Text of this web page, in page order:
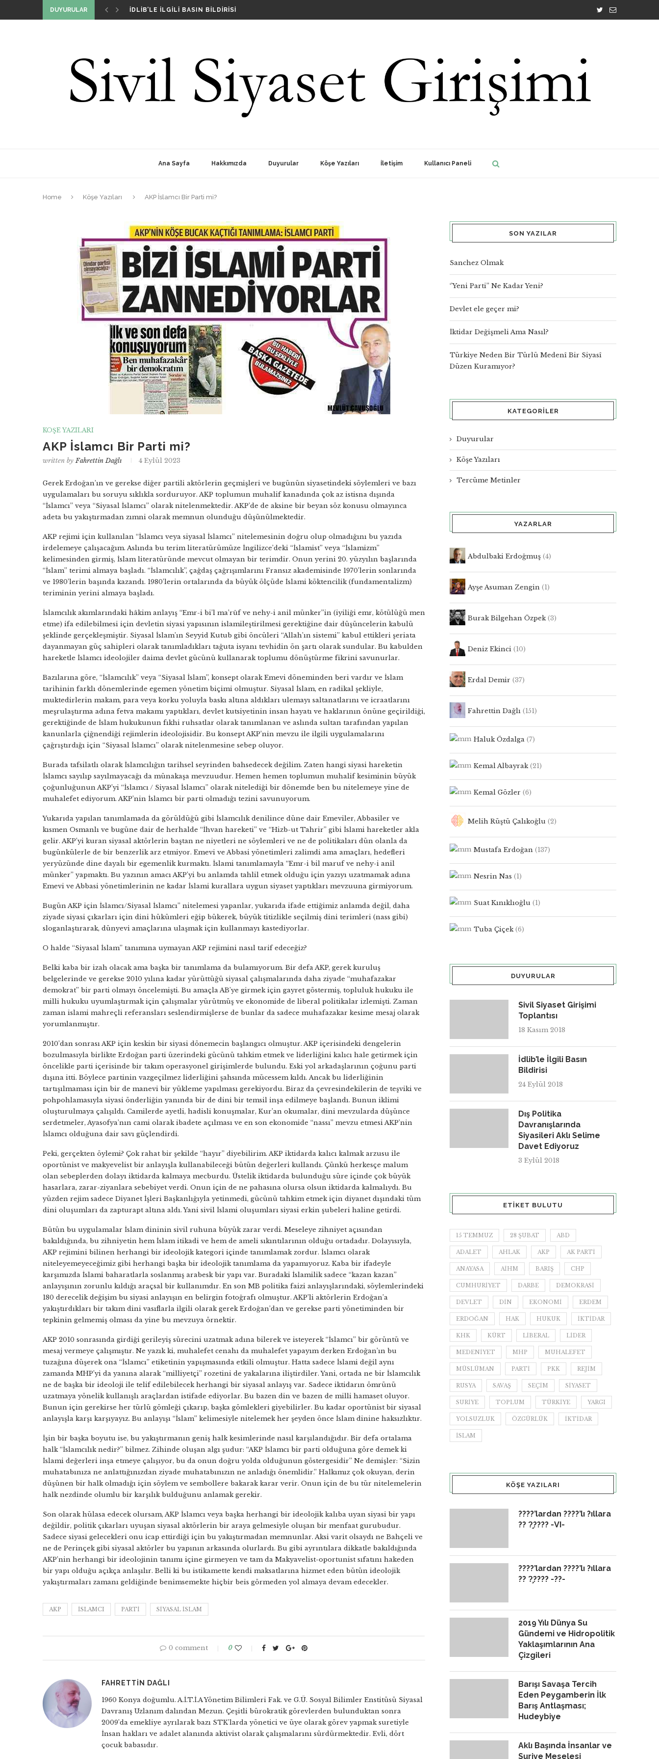
DUYURULAR
İDLIB’LE İLGILI BASIN BILDIRISI
DIŞ POLITIKA DAVRANIŞLARINDA SIYASILERI AKLI SELIME DAVET EDIYORUZ
Ana Sayfa Hakkımızda Duyurular Köşe Yazıları İletişim Kullanıcı Paneli
Home Köşe Yazıları AKP İslamcı Bir Parti mi?
KÖŞE YAZILARI
AKP İslamcı Bir Parti mi?
written byFahrettin Dağlı 4 Eylül 2023
Gerek Erdoğan’ın ve gerekse diğer partili aktörlerin geçmişleri ve bugünün siyasetindeki söylemleri ve bazı
uygulamaları bu soruyu sıklıkla sorduruyor. AKP toplumun muhalif kanadında çok az istisna dışında
“İslamcı” veya “Siyasal İslamcı” olarak nitelenmektedir. AKP’de de aksine bir beyan söz konusu olmayınca
adeta bu yakıştırmadan zımni olarak memnun olunduğu düşünülmektedir.
AKP rejimi için kullanılan “İslamcı veya siyasal İslamcı” nitelemesinin doğru olup olmadığını bu yazıda
irdelemeye çalışacağım. Aslında bu terim literatürümüze İngilizce’deki “İslamist” veya “İslamizm”
kelimesinden girmiş, İslam literatüründe mevcut olmayan bir terimdir. Onun yerini 20. yüzyılın başlarında
“İslam” terimi almaya başladı. “İslamcılık”, çağdaş çağrışımlarını Fransız akademisinde 1970’lerin sonlarında
ve 1980’lerin başında kazandı. 1980’lerin ortalarında da büyük ölçüde İslami köktencilik (fundamentalizm)
teriminin yerini almaya başladı.
İslamcılık akımlarındaki hâkim anlayış “Emr-i bi’l ma’rûf ve nehy-i anil münker”in (iyiliği emr, kötülüğü men
etme) ifa edilebilmesi için devletin siyasi yapısının islamileştirilmesi gerektiğine dair düşüncelerin kabulü
şeklinde gerçekleşmiştir. Siyasal İslam’ın Seyyid Kutub gibi öncüleri “Allah’ın sistemi” kabul ettikleri şeriata
dayanmayan güç sahipleri olarak tanımladıkları tağuta isyanı tevhidin ön şartı olarak sundular. Bu kabulden
hareketle İslamcı ideolojiler daima devlet gücünü kullanarak toplumu dönüştürme fikrini savunurlar.
Bazılarına göre, “İslamcılık” veya “Siyasal İslam”, konsept olarak Emevi döneminden beri vardır ve İslam
tarihinin farklı dönemlerinde egemen yönetim biçimi olmuştur. Siyasal İslam, en radikal şekliyle,
muktedirlerin makam, para veya korku yoluyla baskı altına aldıkları ulemayı saltanatlarını ve icraatlarını
meşrulaştırma adına fetva makamı yaptıkları, devlet kutsiyetinin insan hayatı ve haklarının önüne geçirildiği,
gerektiğinde de İslam hukukunun fıkhi ruhsatlar olarak tanımlanan ve aslında sultan tarafından yapılan
kanunlarla çiğnendiği rejimlerin ideolojisidir. Bu konsept AKP’nin mevzu ile ilgili uygulamalarını
çağrıştırdığı için “Siyasal İslamcı” olarak nitelenmesine sebep oluyor.
Burada tafsilatlı olarak İslamcılığın tarihsel seyrinden bahsedecek değilim. Zaten hangi siyasi hareketin
İslamcı sayılıp sayılmayacağı da münakaşa mevzuudur. Hemen hemen toplumun muhalif kesiminin büyük
çoğunluğunun AKP’yi “İslamcı / Siyasal İslamcı” olarak nitelediği bir dönemde ben bu nitelemeye yine de
muhalefet ediyorum. AKP’nin İslamcı bir parti olmadığı tezini savunuyorum.
Yukarıda yapılan tanımlamada da görüldüğü gibi İslamcılık denilince düne dair Emeviler, Abbasiler ve
kısmen Osmanlı ve bugüne dair de herhalde “İhvan hareketi” ve “Hizb-ut Tahrir” gibi İslami hareketler akla
gelir. AKP’yi kuran siyasal aktörlerin baştan ne niyetleri ne söylemleri ve ne de politikaları dün olanla da
bugünkülerle de bir benzerlik arz etmiyor. Emevi ve Abbasi yönetimleri zalimdi ama amaçları, hedefleri
yeryüzünde dine dayalı bir egemenlik kurmaktı. İslami tanımlamayla “Emr-i bil maruf ve nehy-i anil
münker” yapmaktı. Bu yazının amacı AKP’yi bu anlamda tahlil etmek olduğu için yazıyı uzatmamak adına
Emevi ve Abbasi yönetimlerinin ne kadar İslami kurallara uygun siyaset yaptıkları mevzuuna girmiyorum.
Bugün AKP için İslamcı/Siyasal İslamcı” nitelemesi yapanlar, yukarıda ifade ettiğimiz anlamda değil, daha
ziyade siyasi çıkarları için dini hükümleri eğip bükerek, büyük titizlikle seçilmiş dini terimleri (nass gibi)
sloganlaştırarak, dünyevi amaçlarına ulaşmak için kullanmayı kastediyorlar.
O halde “Siyasal İslam” tanımına uymayan AKP rejimini nasıl tarif edeceğiz?
Belki kaba bir izah olacak ama başka bir tanımlama da bulamıyorum. Bir defa AKP, gerek kuruluş
belgelerinde ve gerekse 2010 yılına kadar yürüttüğü siyasal çalışmalarında daha ziyade “muhafazakar
demokrat” bir parti olmayı öncelemişti. Bu amaçla AB’ye girmek için gayret göstermiş, topluluk hukuku ile
milli hukuku uyumlaştırmak için çalışmalar yürütmüş ve ekonomide de liberal politikalar izlemişti. Zaman
zaman islami mahreçli referansları seslendirmişlerse de bunlar da sadece muhafazakar kesime mesaj olarak
yorumlanmıştır.
2010’dan sonrası AKP için keskin bir siyasi dönemecin başlangıcı olmuştur. AKP içerisindeki dengelerin
bozulmasıyla birlikte Erdoğan parti üzerindeki gücünü tahkim etmek ve liderliğini kalıcı hale getirmek için
öncelikle parti içerisinde bir takım operasyonel girişimlerde bulundu. Eski yol arkadaşlarının çoğunu parti
dışına itti. Böylece partinin vazgeçilmez liderliğini şahsında mücessem kıldı. Ancak bu liderliğinin
tartışılmaması için bir de manevi bir yükleme yapılması gerekiyordu. Biraz da çevresindekilerin de teşviki ve
pohpohlamasıyla siyasi önderliğin yanında bir de dini bir temsil inşa edilmeye başlandı. Bunun iklimi
oluşturulmaya çalışıldı. Camilerde ayetli, hadisli konuşmalar, Kur’an okumalar, dini mevzularda düşünce
serdetmeler, Ayasofya’nın cami olarak ibadete açılması ve en son ekonomide “nassı” mevzu etmesi AKP’nin
İslamcı olduğuna dair savı güçlendirdi.
Peki, gerçekten öylemi? Çok rahat bir şekilde “hayır” diyebilirim. AKP iktidarda kalıcı kalmak arzusu ile
oportünist ve makyevelist bir anlayışla kullanabileceği bütün değerleri kullandı. Çünkü herkesçe malum
olan sebeplerden dolayı iktidarda kalmaya mecburdu. Üstelik iktidarda bulunduğu süre içinde çok büyük
hasarlara, zarar-ziyanlara sebebiyet verdi. Onun için de ne pahasına olursa olsun iktidarda kalmalıydı. Bu
yüzden rejim sadece Diyanet İşleri Başkanlığıyla yetinmedi, gücünü tahkim etmek için diyanet dışındaki tüm
dini oluşumları da zapturapt altına aldı. Yani sivil İslami oluşumları siyasi erkin şubeleri haline getirdi.
Bütün bu uygulamalar İslam dininin sivil ruhuna büyük zarar verdi. Meseleye zihniyet açısından
bakıldığında, bu zihniyetin hem İslam itikadi ve hem de ameli sıkıntılarının olduğu ortadadır. Dolayısıyla,
AKP rejimini bilinen herhangi bir ideolojik kategori içinde tanımlamak zordur. İslamcı olarak
niteleyemeyeceğimiz gibi herhangi başka bir ideolojik tanımlama da yapamıyoruz. Kaba bir ifadeyle
karşımızda İslami baharatlarla soslanmış arabesk bir yapı var. Buradaki İslamilik sadece “kazan kazan”
anlayışının zorunlu kıldığı araçsal bir kullanımdır. En son MB politika faizi anlayışlarındaki, söylemlerindeki
180 derecelik değişim bu siyasi anlayışın en belirgin fotoğrafı olmuştur. AKP’li aktörlerin Erdoğan’a
yakıştırdıkları bir takım dini vasıflarla ilgili olarak gerek Erdoğan’dan ve gerekse parti yönetiminden bir
tepkinin gelmemiş olması da yine bu mevzuya örnektir.
AKP 2010 sonrasında girdiği gerileyiş sürecini uzatmak adına bilerek ve isteyerek “İslamcı” bir görüntü ve
mesaj vermeye çalışmıştır. Ne yazık ki, muhalefet cenahı da muhalefet yapayım derken Erdoğan’ın bu
tuzağına düşerek ona “İslamcı” etiketinin yapışmasında etkili olmuştur. Hatta sadece İslami değil aynı
zamanda MHP’yi da yanına alarak “milliyetçi” rozetini de yakalarına iliştirdiler. Yani, ortada ne bir İslamcılık
ne de başka bir ideoloji ile telif edilebilecek herhangi bir siyasal anlayış var. Sadece iktidarın ömrünü
uzatmaya yönelik kullanışlı araçlardan istifade ediyorlar. Bu bazen din ve bazen de milli hamaset oluyor.
Bunun için gerekirse her türlü gömleği çıkarıp, başka gömlekleri giyebilirler. Bu kadar oportünist bir siyasal
anlayışla karşı karşıyayız. Bu anlayışı “İslam” kelimesiyle nitelemek her şeyden önce İslam dinine haksızlıktır.
İşin bir başka boyutu ise, bu yakıştırmanın geniş halk kesimlerinde nasıl karşılandığıdır. Bir defa ortalama
halk “İslamcılık nedir?” bilmez. Zihinde oluşan algı şudur: “AKP İslamcı bir parti olduğuna göre demek ki
İslami değerleri inşa etmeye çalışıyor, bu da onun doğru yolda olduğunun göstergesidir” Ne demişler: “Sizin
muhatabınıza ne anlattığınızdan ziyade muhatabınızın ne anladığı önemlidir.” Halkımız çok okuyan, derin
düşünen bir halk olmadığı için söylem ve sembollere bakarak karar verir. Onun için de bu tür nitelemelerin
halk nezdinde olumlu bir karşılık bulduğunu anlamak gerekir.
Son olarak hülasa edecek olursam, AKP İslamcı veya başka herhangi bir ideolojik kalıba uyan siyasi bir yapı
değildir, politik çıkarları uyuşan siyasal aktörlerin bir araya gelmesiyle oluşan bir menfaat gurubudur.
Sadece siyasi gelecekleri onu icap ettirdiği için bu yakıştırmadan memnunlar. Aksi varit olsaydı ne Bahçeli ve
ne de Perinçek gibi siyasal aktörler bu yapının arkasında olurlardı. Bu gibi ayrıntılara dikkatle bakıldığında
AKP’nin herhangi bir ideolojinin tanımı içine girmeyen ve tam da Makyavelist-oportunist sıfatını hakeden
bir yapı olduğu açıkça anlaşılır. Belli ki bu istikamette kendi maksatlarına hizmet eden bütün ideolojik
yakıştırmaları zamanı geldiğinde benimsemekte hiçbir beis görmeden yol almaya devam edecekler.
AKP ISLAMCI PARTI SIYASAL ISLAM
0 comment 0
FAHRETTIN DAĞLI
1960 Konya doğumlu. A.İ.T.İ.A Yönetim Bilimleri Fak. ve G.Ü. Sosyal Bilimler Enstitüsü Siyasal
Davranış Uzlanım dalından Mezun. Çeşitli bürokratik görevlerden bulunduktan sonra
2009’da emekliye ayrılarak bazı STK’larda yönetici ve üye olarak görev yapmak suretiyle
İnsan hakları ve adalet alanında aktivist olarak çalışmalarını sürdürmektedir. Evli, dört
çocuk babasıdır.
SON YAZILAR
Sanchez Olmak
‘’Yeni Parti’’ Ne Kadar Yeni?
Devlet ele geçer mi?
İktidar Değişmeli Ama Nasıl?
Türkiye Neden Bir Türlü Medenî Bir Siyasî
Düzen Kuramıyor?
KATEGORILER
Duyurular
Köşe Yazıları
Tercüme Metinler
YAZARLAR
Abdulbaki Erdoğmuş (4)
Ayşe Asuman Zengin (1)
Burak Bilgehan Özpek(3)
Deniz Ekinci (10)
Erdal Demir (37)
Fahrettin Dağlı (151)
Haluk Özdalga (7)
Kemal Albayrak(21)
Kemal Gözler (6)
Melih Rüştü Çalıkoğlu (2)
Mustafa Erdoğan (137)
Nesrin Nas (1)
Suat Kınıklıoğlu (1)
Tuba Çiçek(6)
DUYURULAR
Sivil Siyaset Girişimi
Toplantısı
18 Kasım 2018
İdlib’le İlgili Basın
Bildirisi
24 Eylül 2018
Dış Politika
Davranışlarında
Siyasileri Aklı Selime
Davet Ediyoruz
3 Eylül 2018
ETIKET BULUTU
15 TEMMUZ 28 ŞUBAT ABD
ADALET AHLAK AKP AK PARTI
ANAYASA AİHM BARIŞ CHP
CUMHURIYET DARBE DEMOKRASI
DEVLET DIN EKONOMI ERDEM
ERDOĞAN HAK HUKUK IKTIDAR
KHK KÜRT LIBERAL LIDER
MEDENIYET MHP MUHALEFET
MÜSLÜMAN PARTI PKK REJIM
RUSYA SAVAŞ SEÇIM SIYASET
SURIYE TOPLUM TÜRKIYE YARGI
YOLSUZLUK ÖZGÜRLÜK İKTIDAR
İSLAM
KÖŞE YAZILARI
????’lardan ????’lı ?ıllara
?? ?̧???? -VI-
????’lardan ????’lı ?ıllara
?? ?̧???? -??-
2019 Yılı Dünya Su
Gündemi ve Hidropolitik
Yaklaşımlarının Ana
Çizgileri
Barışı Savaşa Tercih
Eden Peygamberin İlk
Barış Antlaşması;
Hudeybiye
Aklı Başında İnsanlar ve
Suriye Meselesi